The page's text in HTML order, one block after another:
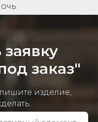
заказ"
изделие,